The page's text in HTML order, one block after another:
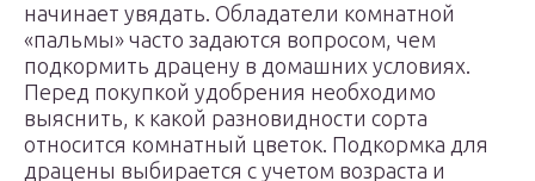
начинает увядать. Обладатели комнатной
«пальмы» часто задаются вопросом, чем
подкормить драцену в домашних условиях.
Перед покупкой удобрения необходимо
выяснить, к какой разновидности сорта
относится комнатный цветок. Подкормка для
драцены выбирается с учетом возраста и